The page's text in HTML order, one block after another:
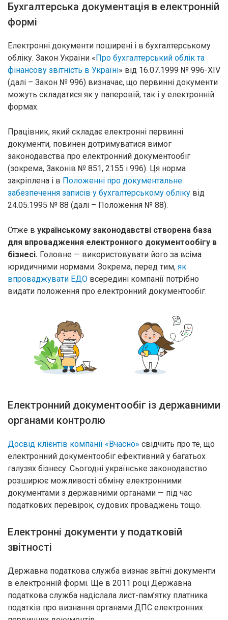
Бухгалтерська документація в електронній
формі
Електронні документи поширені і в бухгалтерському
обліку. Закон України «Про бухгалтерський облік та
фінансову звітність в Україні» від 16.07.1999 № 996-XIV
(далі – Закон № 996) визначає, що первинні документи
можуть складатися як у паперовій, так і у електронній
формах.
Працівник, який складає електронні первинні
документи, повинен дотримуватися вимог
законодавства про електронний документообіг
(зокрема, Законів № 851, 2155 і 996). Ця норма
закріплена і в Положенні про документальне
забезпечення записів у бухгалтерському обліку від
24.05.1995 № 88 (далі – Положення № 88).
Отже в українському законодавстві створена база
для впровадження електронного документообігу в
бізнесі. Головне — використовувати його за всіма
юридичними нормами. Зокрема, перед тим, як
впроваджувати ЕДО всередині компанії потрібно
видати положення про електронний документообіг.
Електронний документообіг із державними
органами контролю
Досвід клієнтів компанії «Вчасно» свідчить про те, що
електронний документообіг ефективний у багатьох
галузях бізнесу. Сьогодні українське законодавство
розширює можливості обміну електронними
документами з державними органами — під час
податкових перевірок, судових проваджень тощо.
Електронні документи у податковій
звітності
Державна податкова служба визнає звітні документи
в електронній формі. Ще в 2011 році Державна
податкова служба надіслала лист-пам’ятку платника
податків про визнання органами ДПС електронних